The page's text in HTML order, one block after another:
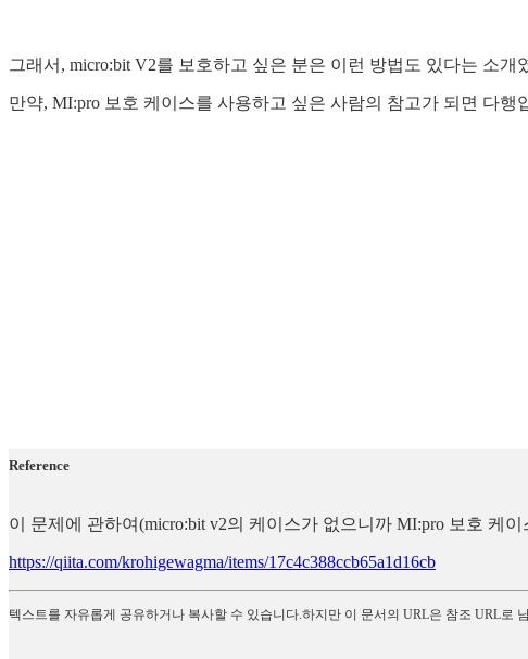
그래서, micro:bit V2를 보호하고 싶은 분은 이런 방법도 있다는 소개
만약, MI:pro 보호 케이스를 사용하고 싶은 사람의 참고가 되면 다행
Reference
이 문제에 관하여(micro:bit v2의 케이스가 없으니까 MI:pro 보호 케
https://qiita.com/krohigewagma/items/17c4c388ccb65a1d16cb
텍스트를 자유롭게 공유하거나 복사할 수 있습니다.하지만 이 문서의 URL은 참조 URL로